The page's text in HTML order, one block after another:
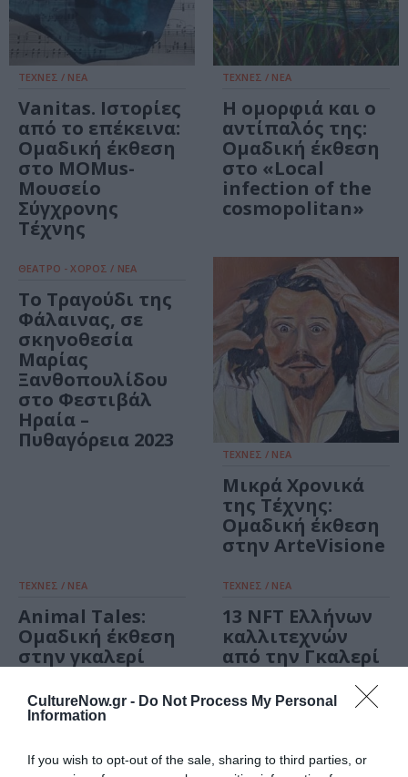
CultureNow.gr - Do Not Process My Personal
Information
If you wish to opt-out of the sale, sharing to third parties, or
ΤΕΧΝΕΣ / ΝΕΑ
Vanitas. Ιστορίες
από το επέκεινα:
Ομαδική έκθεση
στο MOMus-
Μουσείο
Σύγχρονης
Τέχνης
ΤΕΧΝΕΣ / ΝΕΑ
Η ομορφιά και ο
αντίπαλός της:
Ομαδική έκθεση
στο «Local
infection of the
cosmopolitan»
ΘΕΑΤΡΟ - ΧΟΡΟΣ / ΝΕΑ
Το Τραγούδι της
Φάλαινας, σε
σκηνοθεσία
Μαρίας
Ξανθοπουλίδου
στο Φεστιβάλ
Ηραία –
Πυθαγόρεια 2023
ΤΕΧΝΕΣ / ΝΕΑ
Μικρά Χρονικά
της Τέχνης:
Ομαδική έκθεση
στην ArteVisione
ΤΕΧΝΕΣ / ΝΕΑ
Animal Tales:
Ομαδική έκθεση
στην γκαλερί
ΤΕΧΝΕΣ / ΝΕΑ
13 NFT Ελλήνων
καλλιτεχνών
από την Γκαλερί
ΤΕΧΝΕΣ / ΝΕΑ
Desire for Art: